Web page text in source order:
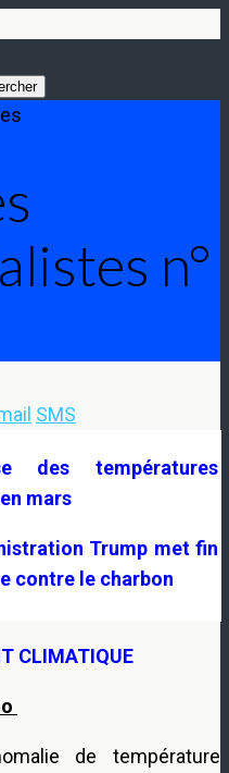
n°
SMS
des températures
mars
Trump met fin
contre le charbon
CLIMATIQUE
de température